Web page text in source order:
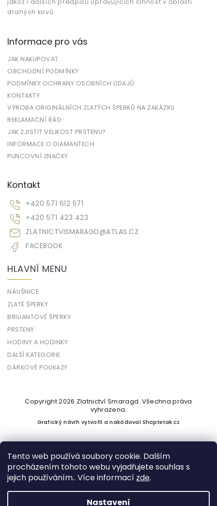
Tento web používá soubory cookie. Dalším
procházením tohoto webu vyjadřujete souhlas s
jejich používáním.. Více informací zde.
Nastavení
jakož i dalších předpisů upravujících činnost v oblasti
drahých kovů.
Informace pro vás
JAK NAKUPOVAT
OBCHODNÍ PODMÍNKY
PODMÍNKY OCHRANY OSOBNÍCH ÚDAJŮ
KONTAKTY
VÝROBA ORIGINÁLNÍCH ZLATÝCH ŠPERKŮ NA ZAKÁZKU
REKLAMAČNÍ ŘÁD
JAK ZJISTIT VELIKOST PRSTENU?
INFORMACE O DIAMANTECH
PUNCOVNÍ ZNAČKY
Kontakt
ZLATNICTVISMARAGD@ATLAS.CZ
+420 571 612 571
+420 571 423 423
FACEBOOK
HLAVNÍ MENU
NÁUŠNICE
ZLATÉ ŠPERKY
BRILIANTOVÉ ŠPERKY
PRSTENY
HODINY A HODINKY
DALŠÍ KATEGORIE
DÁRKOVÉ POUKAZY
Vytvořil Shoptet
Copyright 2026 Zlatnictví Smaragd. Všechna práva
vyhrazena.
Grafický návrh vytvořil a nakódovalShoptetak.cz